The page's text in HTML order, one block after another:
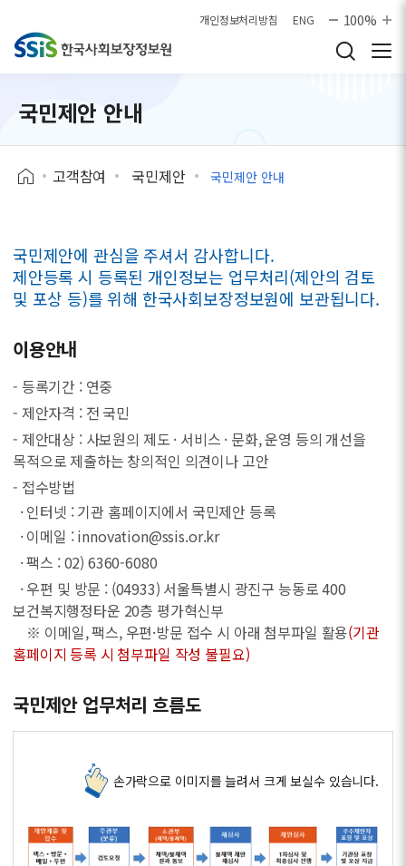
개인정보처리방침 ENG 100%
국민제안 안내
고객참여 국민제안 국민제안 안내
국민제안에 관심을 주셔서 감사합니다.
제안등록 시 등록된 개인정보는 업무처리(제안의 검토
및 포상 등)를 위해 한국사회보장정보원에 보관됩니다.
이용안내
- 등록기간 : 연중
- 제안자격 : 전 국민
- 제안대상 : 사보원의 제도 · 서비스 · 문화, 운영 등의 개선을
목적으로 제출하는 창의적인 의견이나 고안
- 접수방법
· 인터넷 : 기관 홈페이지에서 국민제안 등록
· 이메일 : innovation@ssis.or.kr
· 팩스 : 02) 6360-6080
· 우편 및 방문 : (04933) 서울특별시 광진구 능동로 400
보건복지행정타운 20층 평가혁신부
※ 이메일, 팩스, 우편·방문 접수 시 아래 첨부파일 활용(기관
홈페이지 등록 시 첨부파일 작성 불필요)
국민제안 업무처리 흐름도
손가락으로 이미지를 늘려서 크게 보실수 있습니다.